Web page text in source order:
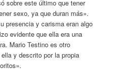
sobre este último que tener
sexo, ya que duran más».
presencia y carisma eran algo
evidente que ella era una
Mario Testino es otro
y descrito por la propia